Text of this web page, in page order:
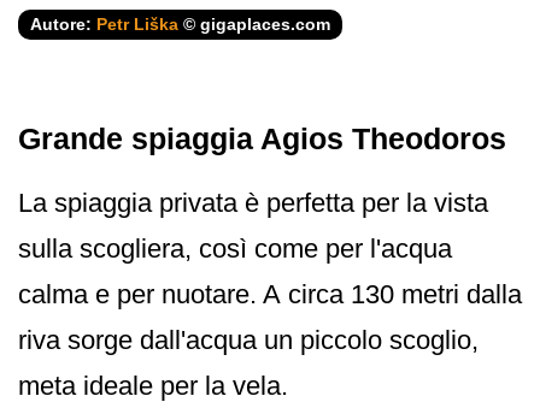
Autore: Petr Liška © gigaplaces.com
Grande spiaggia Agios Theodoros
La spiaggia privata è perfetta per la vista
sulla scogliera, così come per l'acqua
calma e per nuotare. A circa 130 metri dalla
riva sorge dall'acqua un piccolo scoglio,
meta ideale per la vela.